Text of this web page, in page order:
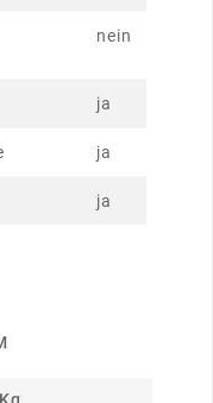
nein
ja
ja
ja